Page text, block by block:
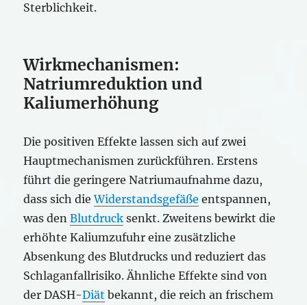
Sterblichkeit.
Wirkmechanismen:
Natriumreduktion und
Kaliumerhöhung
Die positiven Effekte lassen sich auf zwei
Hauptmechanismen zurückführen. Erstens
führt die geringere Natriumaufnahme dazu,
dass sich dieWiderstandsgefäße entspannen,
was denBlutdruck senkt. Zweitens bewirkt die
erhöhte Kaliumzufuhr eine zusätzliche
Absenkung des Blutdrucks und reduziert das
Schlaganfallrisiko. Ähnliche Effekte sind von
der DASH-Diät bekannt, die reich an frischem